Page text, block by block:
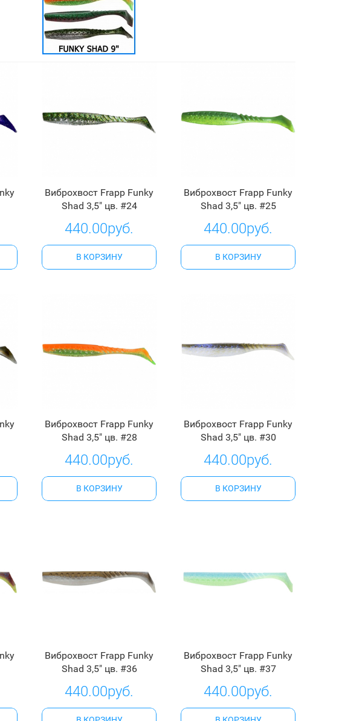
Виброхвост Frapp Funky
Shad 3,5" цв. #24
440.00руб.
В КОРЗИНУ
Виброхвост Frapp Funky
Shad 3,5" цв. #25
440.00руб.
В КОРЗИНУ
Виброхвост Frapp Funky
Shad 3,5" цв. #28
440.00руб.
В КОРЗИНУ
Виброхвост Frapp Funky
Shad 3,5" цв. #30
440.00руб.
В КОРЗИНУ
Виброхвост Frapp Funky
Shad 3,5" цв. #36
440.00руб.
Виброхвост Frapp Funky
Shad 3,5" цв. #37
440.00руб.